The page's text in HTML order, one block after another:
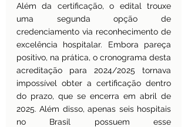
Além da certificação, o edital trouxe
uma segunda opção de
credenciamento via reconhecimento de
excelência hospitalar. Embora pareça
positivo, na prática, o cronograma desta
acreditação para 2024/2025 tornava
impossível obter a certificação dentro
do prazo, que se encerra em abril de
2025. Além disso, apenas seis hospitais
no Brasil possuem esse